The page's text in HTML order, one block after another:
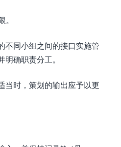
。
不同小组之间的接口实施管
确职责分工。
当时，策划的输出应予以更